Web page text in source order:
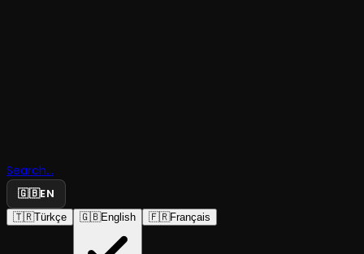
Search...
🇬🇧EN
🇹🇷Türkçe 🇬🇧English 🇫🇷Français
7 Kocalı